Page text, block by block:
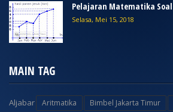
Pelajaran Matematika Soal
Selasa, Mei 15, 2018
MAIN TAG
Aljabar Aritmatika Bimbel Jakarta Timur